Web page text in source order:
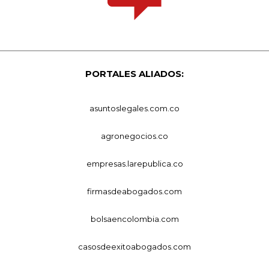
PORTALES ALIADOS:
asuntoslegales.com.co
agronegocios.co
empresas.larepublica.co
firmasdeabogados.com
bolsaencolombia.com
casosdeexitoabogados.com